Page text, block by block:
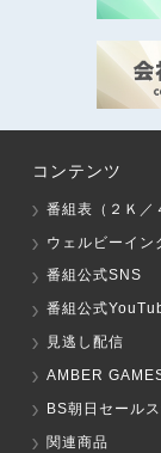
コンテンツ
番組表（２Ｋ／
ウェルビーイン
番組公式SNS
番組公式
見逃し配信
AMBER
BS朝日セール
関連商品